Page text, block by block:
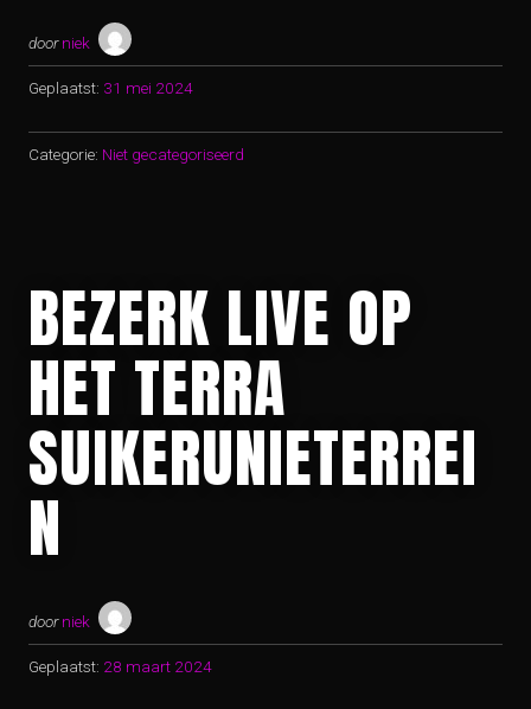
door niek
Geplaatst: 31 mei 2024
Categorie: Niet gecategoriseerd
BEZERK LIVE OP
HET TERRA
SUIKERUNIETERREI
N
door niek
Geplaatst: 28 maart 2024